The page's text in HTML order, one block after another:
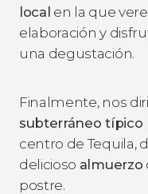
local en la que
elaboración y
una degustación.
Finalmente, nos
subterráneo típico
centro de Tequila,
delicioso almuerzo
postre.